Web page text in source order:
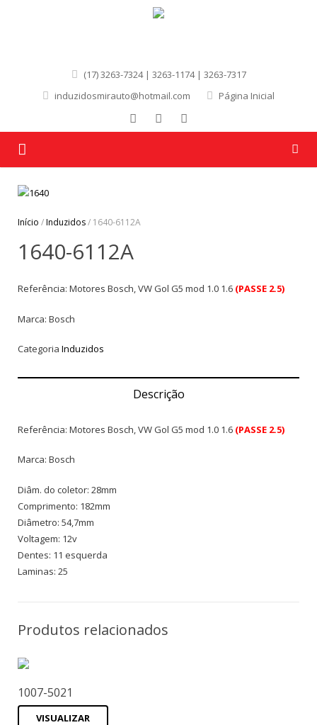
(17) 3263-7324 | 3263-1174 | 3263-7317
induzidosmirauto@hotmail.com
Página Inicial
Quem Somos
Produtos
Marcas
Contato
Início /Induzidos/ 1640-6112A
1640-6112A
Referência: Motores Bosch, VW Gol G5 mod 1.0 1.6 (PASSE 2.5)
Marca: Bosch
Categoria Induzidos
Descrição
Referência: Motores Bosch, VW Gol G5 mod 1.0 1.6 (PASSE 2.5)
Marca: Bosch
Diâm. do coletor: 28mm
Comprimento: 182mm
Diâmetro: 54,7mm
Voltagem: 12v
Dentes: 11 esquerda
Laminas: 25
Produtos relacionados
1007-5021
VISUALIZAR